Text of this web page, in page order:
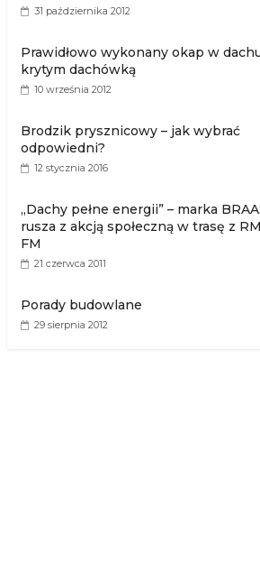
31 października 2012
Prawidłowo wykonany okap w
krytym dachówką
10 września 2012
Brodzik prysznicowy – jak wybrać
odpowiedni?
12 stycznia 2016
„Dachy pełne energii” – marka
rusza z akcją społeczną w trasę z
FM
21 czerwca 2011
Porady budowlane
29 sierpnia 2012